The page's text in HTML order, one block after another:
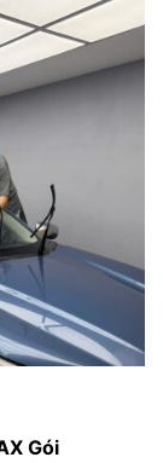
Gói